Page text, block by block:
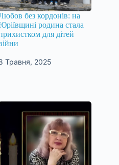
без кордонів: на
родина стала
для дітей
Травня, 2025